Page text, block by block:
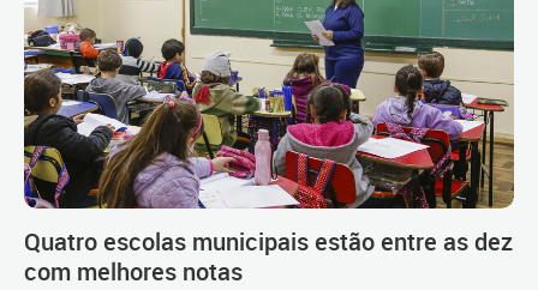
Quatro escolas municipais estão entre as dez
com melhores notas